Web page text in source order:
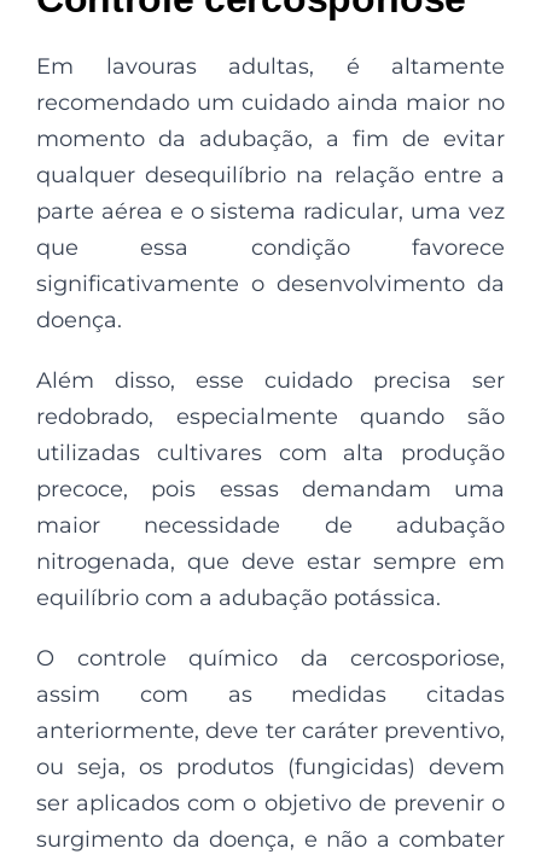
Em lavouras adultas, é altamente
recomendado um cuidado ainda maior no
momento da adubação, a fim de evitar
qualquer desequilíbrio na relação entre a
parte aérea e o sistema radicular, uma vez
que essa condição favorece
significativamente o desenvolvimento da
doença.
Além disso, esse cuidado precisa ser
redobrado, especialmente quando são
utilizadas cultivares com alta produção
precoce, pois essas demandam uma
maior necessidade de adubação
nitrogenada, que deve estar sempre em
equilíbrio com a adubação potássica.
O controle químico da cercosporiose,
assim com as medidas citadas
anteriormente, deve ter caráter preventivo,
ou seja, os produtos (fungicidas) devem
ser aplicados com o objetivo de prevenir o
surgimento da doença, e não a combater